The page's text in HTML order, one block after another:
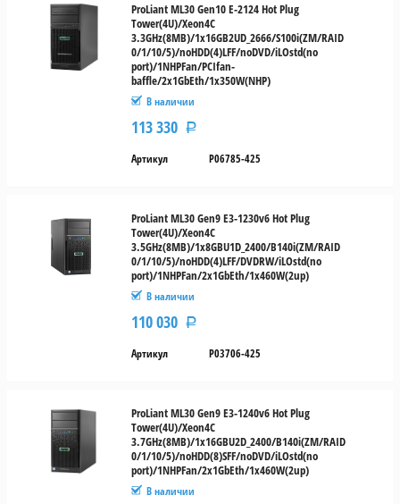
ProLiant ML30 Gen10 E-2124 Hot Plug
Tower(4U)/Xeon4C
3.3GHz(8MB)/1x16GB2UD_2666/S100i(ZM/RAID
0/1/10/5)/noHDD(4)LFF/noDVD/iLOstd(no
port)/1NHPFan/PCIfan-
baffle/2x1GbEth/1x350W(NHP)
В наличии
113 330 Р
Артикул P06785-425
ProLiant ML30 Gen9 E3-1230v6 Hot Plug
Tower(4U)/Xeon4C
3.5GHz(8MB)/1x8GBU1D_2400/B140i(ZM/RAID
0/1/10/5)/noHDD(4)LFF/DVDRW/iLOstd(no
port)/1NHPFan/2x1GbEth/1x460W(2up)
В наличии
110 030 Р
Артикул P03706-425
ProLiant ML30 Gen9 E3-1240v6 Hot Plug
Tower(4U)/Xeon4C
3.7GHz(8MB)/1x16GBU2D_2400/B140i(ZM/RAID
0/1/10/5)/noHDD(8)SFF/noDVD/iLOstd(no
port)/1NHPFan/2x1GbEth/1x460W(2up)
В наличии